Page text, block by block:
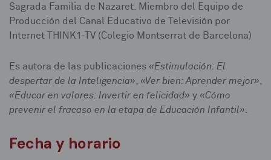
Sagrada Familia de Nazaret. Miembro del Equipo de
Producción del Canal Educativo de Televisión por
Internet THINK1-TV (Colegio Montserrat de Barcelona)
Es autora de las publicaciones «Estimulación: El
despertar de la Inteligencia», «Ver bien: Aprender mejor»,
«Educar en valores: Invertir en felicidad» y «Cómo
prevenir el fracaso en la etapa de Educación Infantil».
Fecha y horario